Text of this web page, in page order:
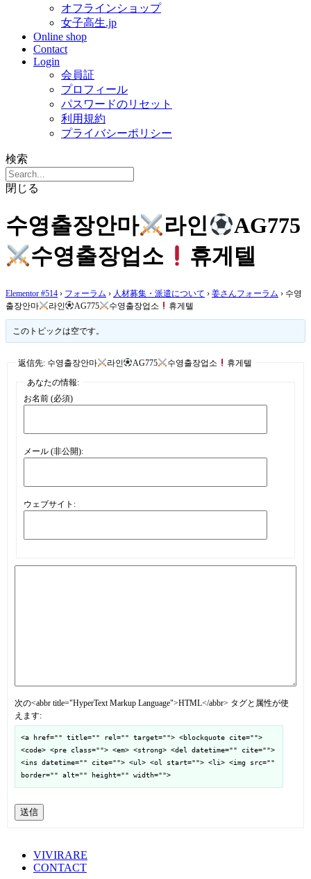
オフラインショップ
女子高生.jp
Online shop
Contact
Login
会員証
プロフィール
パスワードのリセット
利用規約
プライバシーポリシー
検索
閉じる
수영출장안마 라인
AG775
수영출장업소
휴게텔
Elementor #514 › フォーラム › 人材募集・派遣について › 姜さんフォーラム › 수영
출장안마
라인 AG775 수영출장업소 휴게텔
このトピックは空です。
返信先: 수영출장안마 라인 AG775 수영출장업소
휴게텔
あなたの情報:
お名前 (必須)
メール (非公開):
ウェブサイト:
次の<abbr title="HyperText Markup Language">HTML</abbr> タグと属性が使
えます:
<a href="" title="" rel="" target=""> <blockquote cite="">
<code> <pre class=""> <em> <strong> <del datetime="" cite="">
<ins datetime="" cite=""> <ul> <ol start=""> <li> <img src=""
border="" alt="" height="" width="">
送信
VIVIRARE
CONTACT